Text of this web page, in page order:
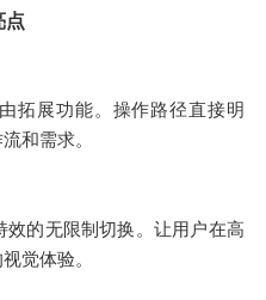
点
拓展功能。操作路径直接明
和需求。
的无限制切换。让用户在高
觉体验。